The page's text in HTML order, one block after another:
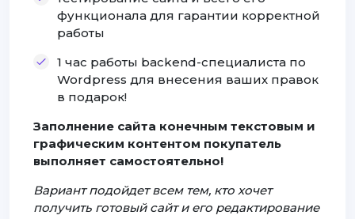
функционала для гарантии корректной
работы
1 час работы backend-специалиста по
Wordpress для внесения ваших правок
в подарок!
Заполнение сайта конечным текстовым и
графическим контентом покупатель
выполняет самостоятельно!
Вариант подойдет всем тем, кто хочет
получить готовый сайт и его редактирование